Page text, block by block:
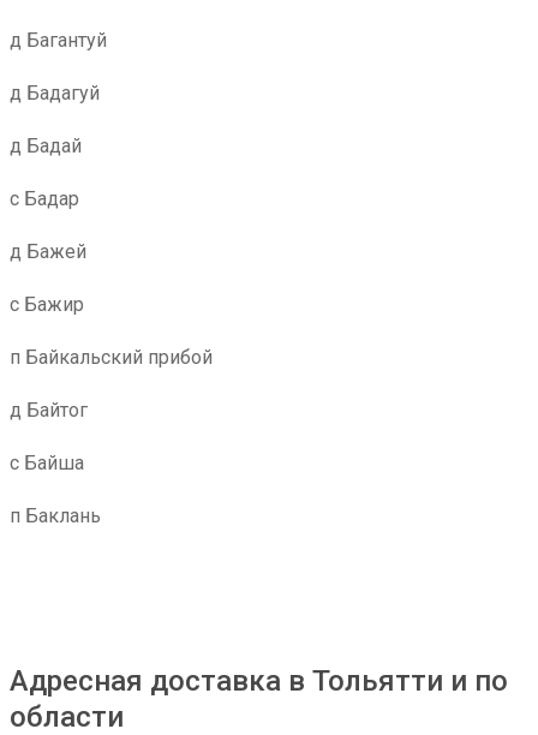
д Багантуй
д Бадагуй
д Бадай
с Бадар
д Бажей
с Бажир
п Байкальский прибой
д Байтог
с Байша
п Баклань
Адресная доставка в Тольятти и по
области